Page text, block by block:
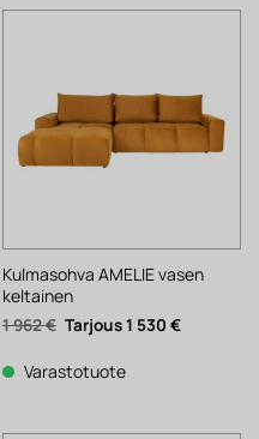
Kulmasohva AMELIE vasen
keltainen
1 962€ Alkuperäinen
hinta
1
962 €.
1 530 €Nykyinen
Varastotuote